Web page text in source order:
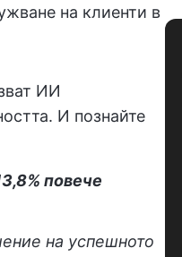
на клиенти в
ИИ
И познайте
повече
на успешното